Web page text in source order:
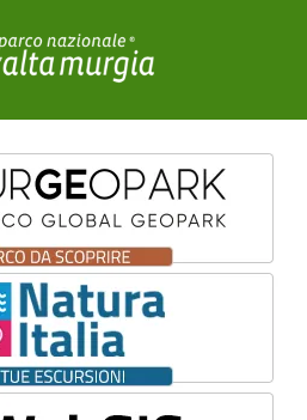
della Sicurezza
Energetica